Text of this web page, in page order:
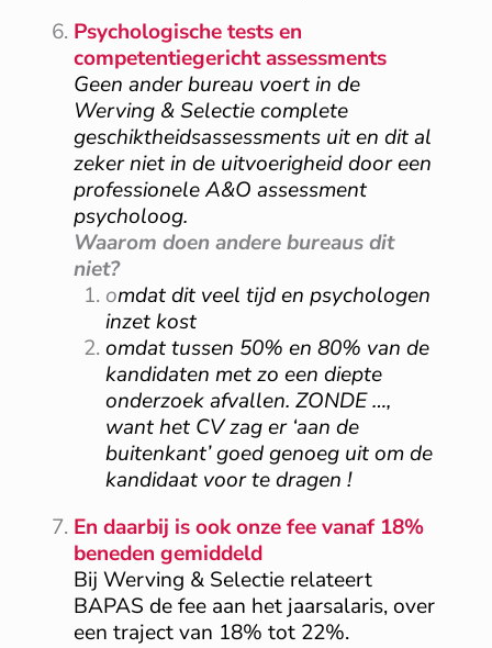
Psychologische tests en
competentiegericht assessments
Geen ander bureau voert in de
Werving & Selectie complete
geschiktheidsassessments uit en dit al
zeker niet in de uitvoerigheid door een
professionele A&O assessment
psycholoog.
Waarom doen andere bureaus dit
niet?
omdat dit veel tijd en psychologen
inzet kost
omdat tussen 50% en 80% van de
kandidaten met zo een diepte
onderzoek afvallen. ZONDE …,
want het CV zag er ‘aan de
buitenkant’ goed genoeg uit om de
kandidaat voor te dragen !
En daarbij is ook onze fee vanaf 18%
beneden gemiddeld
Bij Werving & Selectie relateert
BAPAS de fee aan het jaarsalaris, over
een traject van 18% tot 22%.